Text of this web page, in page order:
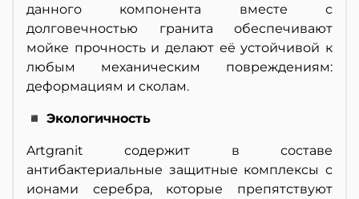
данного компонента вместе с
долговечностью гранита обеспечивают
мойке прочность и делают её устойчивой к
любым механическим повреждениям:
деформациям и сколам.
◾ Экологичность
Artgranit содержит в составе
антибактериальные защитные комплексы с
ионами серебра, которые препятствуют